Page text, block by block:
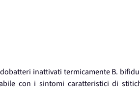
inattivati termicamente B.
con i sintomi caratteristici di